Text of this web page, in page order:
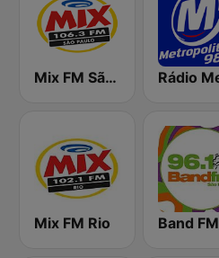
Mix FM São Paulo
Mix FM Rio Band FM